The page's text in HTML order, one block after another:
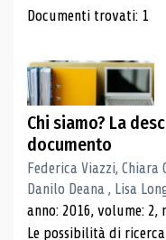
Risultati
Documenti trovati: 1
Chi siamo? La
documento
Federica Viazzi, Chiara
Danilo Deana , Lisa
anno: 2016, volume: 2,
Le possibilità di